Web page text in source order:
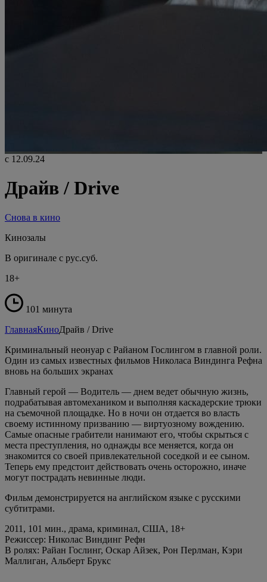
с 12.09.24
Драйв / Drive
Снова в кино
Кинозалы
В оригинале с рус.суб.
18+
101 минута
ГлавнаяКиноДрайв / Drive
Криминальный неонуар с Райаном Гослингом в главной роли.
Один из самых известных фильмов Николаса Виндинга Рефна
вновь на больших экранах
Главный герой — Водитель — днем ведет обычную жизнь,
подрабатывая автомехаником и выполняя каскадерские трюки
на съемочной площадке. Но в ночи он отдается во власть
своему истинному призванию — виртуозному вождению.
Самые опасные грабители нанимают его, чтобы скрыться с
места преступления, но однажды все меняется, когда он
знакомится со своей привлекательной соседкой и ее сыном.
Теперь ему предстоит действовать очень осторожно, иначе
могут пострадать невинные люди.
Фильм демонстрируется на английском языке с русскими
субтитрами.
2011, 101 мин., драма, криминал, США, 18+
Режиссер: Николас Виндинг Рефн
В ролях: Райан Гослинг, Оскар Айзек, Рон Перлман, Кэри
Маллиган, Альберт Брукс